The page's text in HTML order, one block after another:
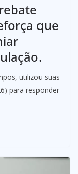
que
utilizou suas
para responder